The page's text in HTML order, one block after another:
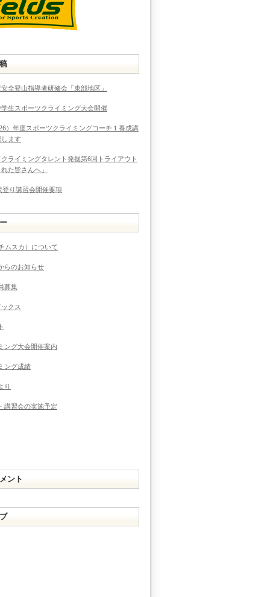
全登山指導者研修会「東部地区」
生スポーツクライミング大会開催
）年度スポーツクライミングコーチ１養成講
ます
ライミングタレント発掘第6回トライアウト
た皆さんへ」
登り講習会開催要項
ムスカ）について
らのお知らせ
募集
クス
ング大会開催案内
ング成績
り
講習会の実施予定
ント